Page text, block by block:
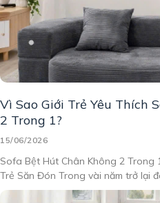
Vì Sao Giới Trẻ Yêu Thích
2 Trong 1?
15/06/2026
Sofa Bệt Hút Chân Không 2 Trong
Trẻ Săn Đón Trong vài năm trở lại